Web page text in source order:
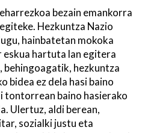
bezain emankorra
Hezkuntza Nazio
hainbatetan mokoka
hartuta lan egitera
behingoagatik, hezkuntza
bidea ez dela hasi baino
tontorrean baino hasierako
Ulertuz, aldi berean,
sozialki justu eta